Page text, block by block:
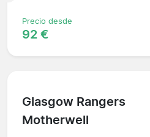
Precio desde
92 €
Glasgow Rangers
Motherwell